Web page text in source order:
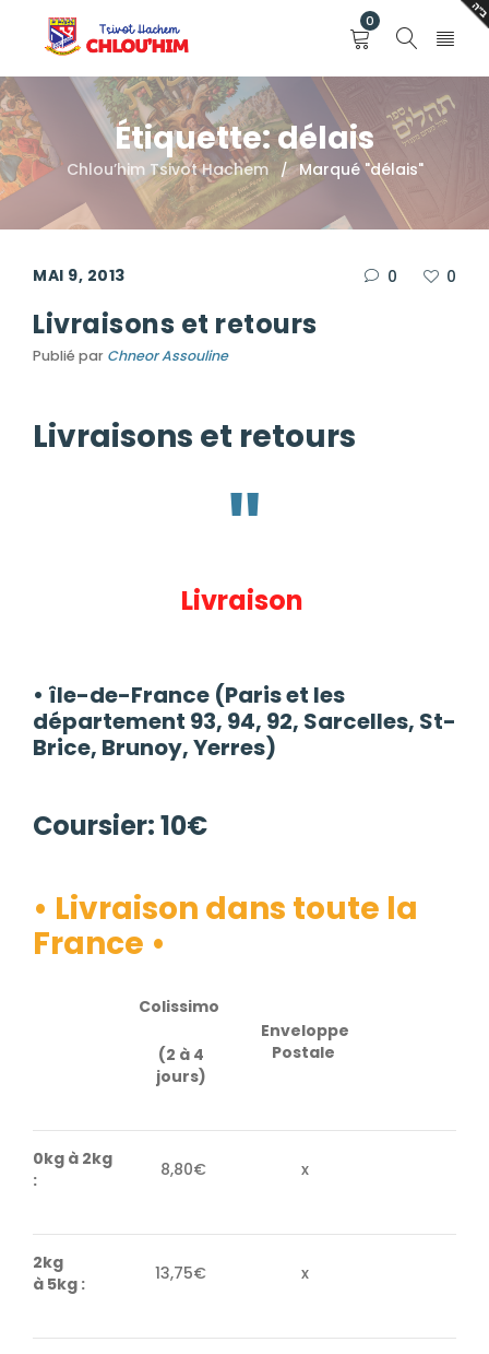
0
Étiquette: délais
Chlou’him Tsivot Hachem / Marqué "délais"
MAI 9, 2013 0 0
Livraisons et retours
Publié par Chneor Assouline
Livraisons et retours
Livraison
• île-de-France (Paris et les
département 93, 94, 92, Sarcelles, St-
Brice, Brunoy, Yerres)
Coursier: 10€
• Livraison dans toute la
France •
Colissimo
(2 à 4
jours)
Enveloppe
Postale
0kg à 2kg
:
8,80€ x
2kg
à 5kg :
13,75€ x